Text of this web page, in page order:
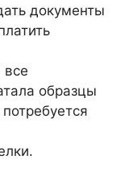
документы
все
образцы